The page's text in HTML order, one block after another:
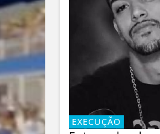
EXECUÇÃO